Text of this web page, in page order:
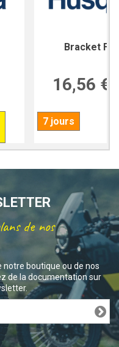
Bracket
16,56 €
7 jours
de nos
notre boutique ou de nos
de la documentation sur